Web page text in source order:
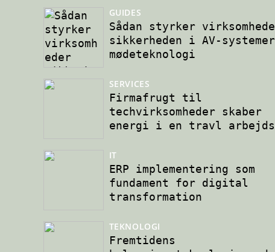
GUIDES
Sådan styrker
sikkerheden i AV-
mødeteknologi
SERVICES
Firmafrugt til
techvirksomheder skaber
energi i en travl
IT
ERP implementering som
fundament for digital
transformation
TEKNOLOGI
Fremtidens